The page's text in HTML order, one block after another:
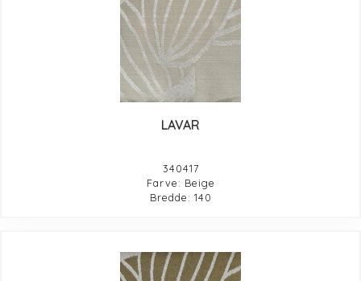
LAVAR
340417
Farve: Beige
Bredde: 140